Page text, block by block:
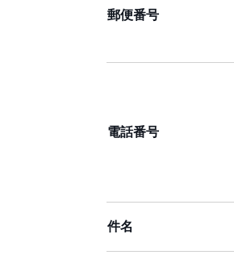
郵便番号
電話番号
件名